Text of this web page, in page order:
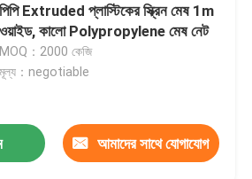
পিপি Extruded প্লাস্টিকের স্ক্রিন মেষ 1m
ওয়াইড, কালো Polypropylene মেষ নেট
MOQ：2000 কেজি
মূল্য：negotiable
আমাদের সাথে যোগাযোগ